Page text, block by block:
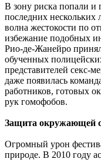
В зону риска попали и
последних нескольких
волна жестокости по
избежание подобных
Рио-де-Жанейро
обученных
представителей секс-
даже появилась
работников, готовых
рук гомофобов.
Защита окружающей
Огромный урон
природе. В 2010 году